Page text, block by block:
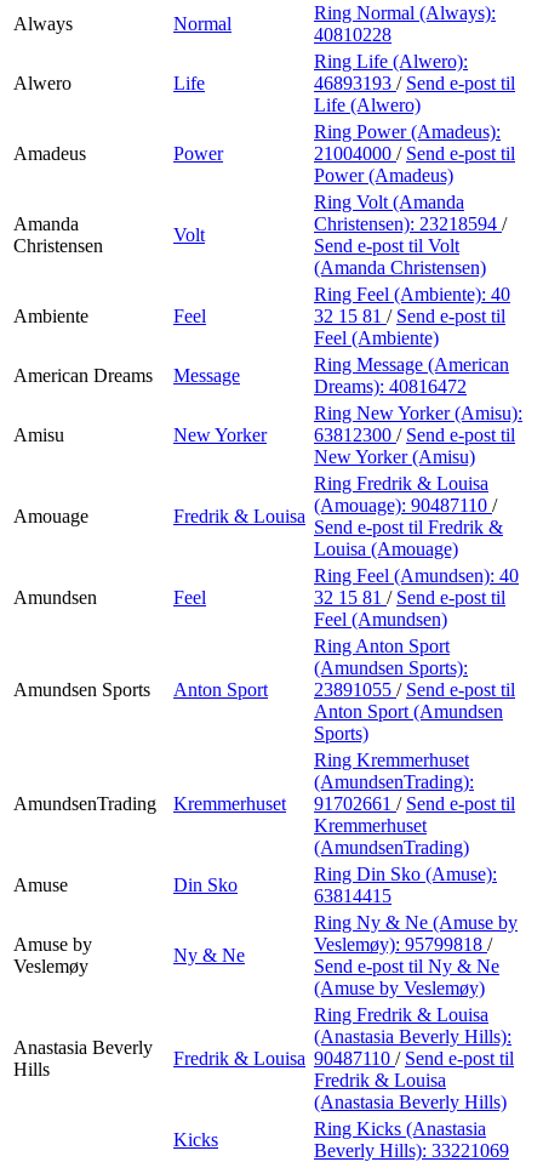
Always
Normal
Ring Normal (Always):
40810228
Alwero Life
Ring Life (Alwero):
46893193 / Send e-post til
Life (Alwero)
Amadeus Power
Ring Power (Amadeus):
21004000 / Send e-post til
Power (Amadeus)
Amanda
Christensen
Volt
Ring Volt (Amanda
Christensen): 23218594 /
Send e-post til Volt
(Amanda Christensen)
Ambiente Feel
Ring Feel (Ambiente): 40
32 15 81 / Send e-post til
Feel (Ambiente)
American Dreams
Message
Ring Message (American
Dreams): 40816472
Amisu New Yorker
Ring New Yorker (Amisu):
63812300 / Send e-post til
New Yorker (Amisu)
Amouage Fredrik & Louisa
Ring Fredrik & Louisa
(Amouage): 90487110 /
Send e-post til Fredrik &
Louisa (Amouage)
Amundsen Feel
Ring Feel (Amundsen): 40
32 15 81 / Send e-post til
Feel (Amundsen)
Amundsen Sports Anton Sport
Ring Anton Sport
(Amundsen Sports):
23891055 / Send e-post til
Anton Sport (Amundsen
Sports)
AmundsenTrading Kremmerhuset
Ring Kremmerhuset
(AmundsenTrading):
91702661 / Send e-post til
Kremmerhuset
(AmundsenTrading)
Amuse
Din Sko
Ring Din Sko (Amuse):
63814415
Amuse by
Veslemøy
Ny & Ne
Ring Ny & Ne (Amuse by
Veslemøy): 95799818 /
Send e-post til Ny & Ne
(Amuse by Veslemøy)
Anastasia Beverly
Hills
Fredrik & Louisa
Ring Fredrik & Louisa
(Anastasia Beverly Hills):
90487110 / Send e-post til
Fredrik & Louisa
(Anastasia Beverly Hills)
Kicks
Ring Kicks (Anastasia
Beverly Hills): 33221069